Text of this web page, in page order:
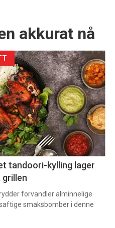
akkurat nå
tandoori-kylling lager
grillen
forvandler alminnelige
smaksbomber i denne